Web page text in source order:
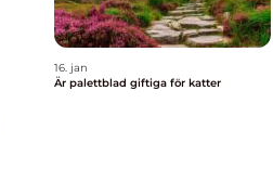
16. jan
Är palettblad giftiga för katter